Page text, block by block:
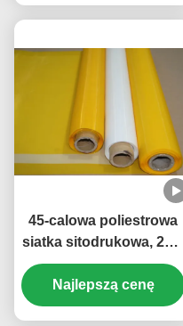
45-calowa poliestrowa
siatka sitodrukowa, 250-
krotna odporność na
kwasy sitodrukowe
Najlepszą cenę